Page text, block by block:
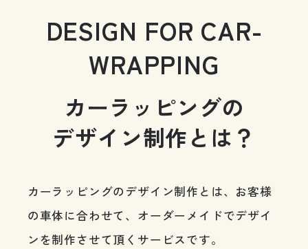
DESIGN FOR CAR-
WRAPPING
カーラッピングの
デザイン制作とは？
カーラッピングのデザイン制作とは、お客様
の車体に合わせて、オーダーメイドでデザイ
ンを制作させて頂くサービスです。